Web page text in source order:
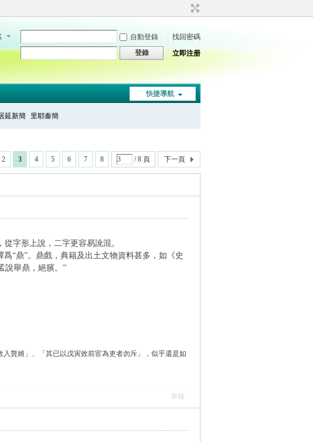
自動登錄
找回密碼
登錄 立即注册
快捷導航
延新簡 里耶秦簡
2 3 4 5 6 7 8 / 8 頁 下一頁
從字形上說，二字更容易訛混。
“鼎”。鼎戲，典籍及出土文物資料甚多，如《史
說舉鼎，絕臏。”
贅婿」、「其已以戊寅效前宦為吏者勿斥」，似乎還是如
舉報